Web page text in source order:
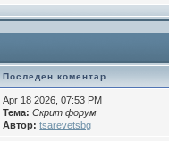
Последен коментар
Apr 18 2026, 07:53 PM
Тема: Скрит форум
Автор: tsarevetsbg